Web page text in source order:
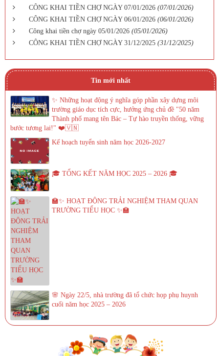
CÔNG KHAI TIỀN CHỢ NGÀY 07/01/2026 (07/01/2026)
CÔNG KHAI TIỀN CHỢ NGÀY 06/01/2026 (06/01/2026)
Công khai tiền chợ ngày 05/01/2026 (05/01/2026)
CÔNG KHAI TIỀN CHỢ NGÀY 31/12/2025 (31/12/2025)
Tin mới nhất
✨ Những hoạt động ý nghĩa góp phần xây dựng môi
trường giáo dục tích cực, hưởng ứng chủ đề "50 năm
Thành phố mang tên Bác – Tự hào truyền thống, vững
bước tương lai!" ❤️🇻🇳
Kế hoạch tuyển sinh năm học 2026-2027
🎓 TỔNG KẾT NĂM HỌC 2025 – 2026 🎓
🏫✨ HOẠT ĐỘNG TRẢI NGHIỆM THAM QUAN
TRƯỜNG TIỂU HỌC ✨🏫
🌸 Ngày 22/5, nhà trường đã tổ chức họp phụ huynh
cuối năm học 2025 – 2026